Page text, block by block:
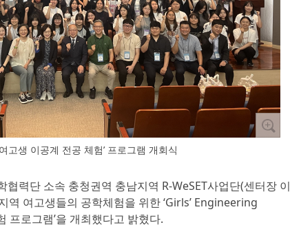
고생 이공계 전공 체험’ 프로그램 개회식
협력단 소속 충청권역 충남지역 R-WeSET사업단(센터장 이
역 여고생들의 공학체험을 위한 ‘Girls’ Engineering
프로그램’을 개최했다고 밝혔다.